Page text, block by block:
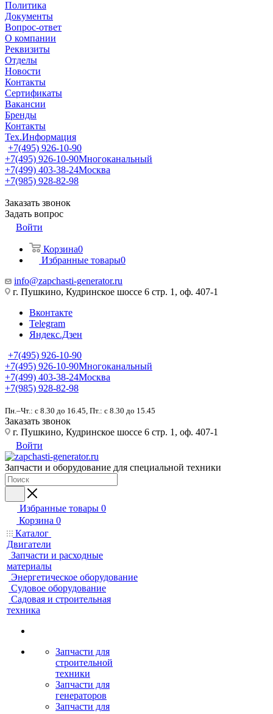
Политика
Документы
Вопрос-ответ
О компании
Реквизиты
Отделы
Новости
Контакты
Сертификаты
Вакансии
Бренды
Контакты
Тех.Информация
+7(495) 926-10-90
+7(495) 926-10-90Многоканальный
+7(499) 403-38-24Москва
+7(985) 928-82-98
Заказать звонок
Задать вопрос
Войти
Корзина0
Избранные товары0
info@zapchasti-generator.ru
г. Пушкино, Кудринское шоссе 6 стр. 1, оф. 407-1
Вконтакте
Telegram
Яндекс.Дзен
+7(495) 926-10-90
+7(495) 926-10-90Многоканальный
+7(499) 403-38-24Москва
+7(985) 928-82-98
Пн.–Чт.: с 8.30 до 16.45, Пт.: с 8.30 до 15.45
Заказать звонок
г. Пушкино, Кудринское шоссе 6 стр. 1, оф. 407-1
Войти
Запчасти и оборудование для специальной техники
Избранные товары 0
Корзина 0
Каталог
Двигатели
Запчасти и расходные
материалы
Энергетическое оборудование
Судовое оборудование
Садовая и строительная
техника
Запчасти для
строительной
техники
Запчасти для
генераторов
Запчасти для